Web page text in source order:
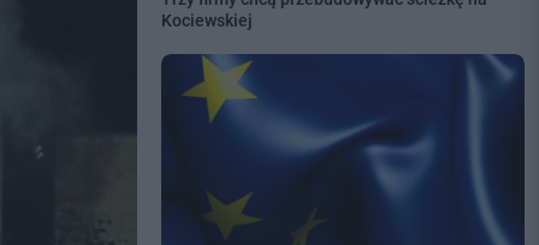
Kociewskiej